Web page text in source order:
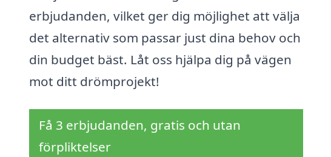
erbjudanden, vilket ger dig möjlighet att välja
det alternativ som passar just dina behov och
din budget bäst. Låt oss hjälpa dig på vägen
mot ditt drömprojekt!
Få 3 erbjudanden, gratis och utan
förpliktelser